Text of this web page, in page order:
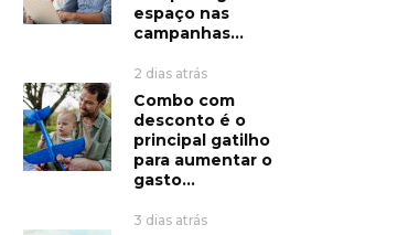
espaço nas
campanhas...
2 dias atrás
Combo com
desconto é o
principal gatilho
para aumentar o
gasto...
3 dias atrás